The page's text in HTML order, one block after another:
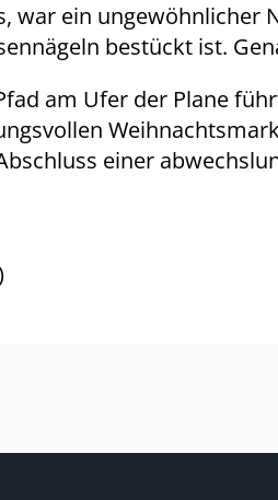
war ein
bestückt ist.
am Ufer der Plane
einer